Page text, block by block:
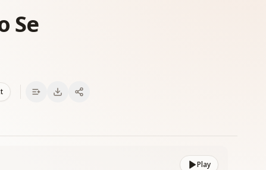
Se
Play